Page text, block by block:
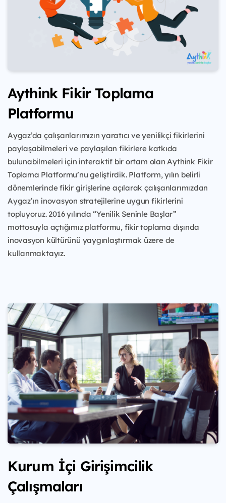
Aythink Fikir Toplama
Platformu
Aygaz’da çalışanlarımızın yaratıcı ve yenilikçi fikirlerini
paylaşabilmeleri ve paylaşılan fikirlere katkıda
bulunabilmeleri için interaktif bir ortam olan Aythink Fikir
Toplama Platformu’nu geliştirdik. Platform, yılın belirli
dönemlerinde fikir girişlerine açılarak çalışanlarımızdan
Aygaz’ın inovasyon stratejilerine uygun fikirlerini
topluyoruz. 2016 yılında “Yenilik Seninle Başlar”
mottosuyla açtığımız platformu, fikir toplama dışında
inovasyon kültürünü yaygınlaştırmak üzere de
kullanmaktayız.
Kurum İçi Girişimcilik
Çalışmaları